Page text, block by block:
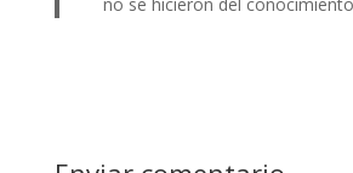
no se hicieron del